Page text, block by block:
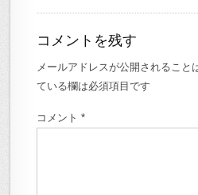
コメントを残す
メールアドレスが公開されること
ている欄は必須項目です
コメント*